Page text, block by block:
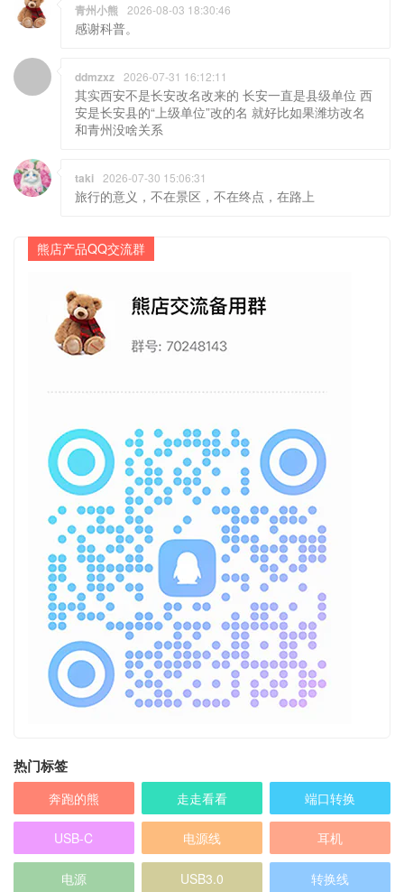
青州小熊 2026-08-03 18:30:46
感谢科普。
ddmzxz 2026-07-31 16:12:11
其实西安不是长安改名改来的 长安一直是县级单位 西
安是长安县的“上级单位”改的名 就好比如果潍坊改名
和青州没啥关系
taki 2026-07-30 15:06:31
旅行的意义，不在景区，不在终点，在路上
熊店产品QQ交流群
热门标签
奔跑的熊 走走看看 端口转换
USB-C 电源线 耳机
电源 USB3.0 转换线